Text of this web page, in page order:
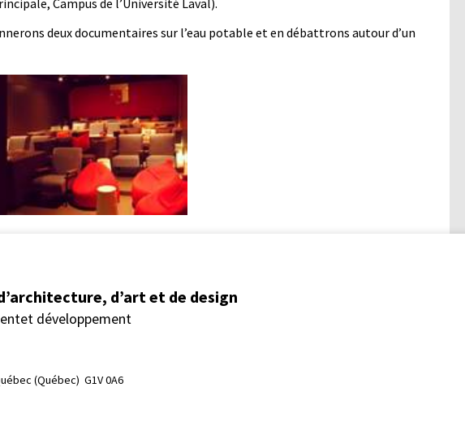
Campus de l’Université Laval).
deux documentaires sur l’eau potable et en débattrons autour d’un
d’art et de design
développement
(Québec)  G1V 0A6